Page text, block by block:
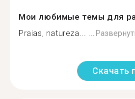
Мои любимые темы для
Praias, natureza... ...
Скачать